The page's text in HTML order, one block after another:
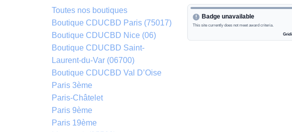
Toutes nos boutiques
Boutique CDUCBD Paris (75017)
Boutique CDUCBD Nice (06)
Boutique CDUCBD Saint-
Laurent-du-Var (06700)
Boutique CDUCBD Val D’Oise
Paris 3ème
Paris-Châtelet
Paris 9ème
Paris 19ème